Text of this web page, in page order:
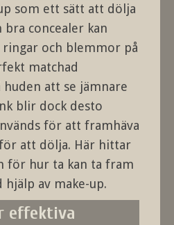
som ett sätt att dölja
bra concealer kan
och blemmor på
matchad
att se jämnare
blir dock desto
för att framhäva
att dölja. Här hittar
för hur ta kan ta fram
av make-up.
effektiva